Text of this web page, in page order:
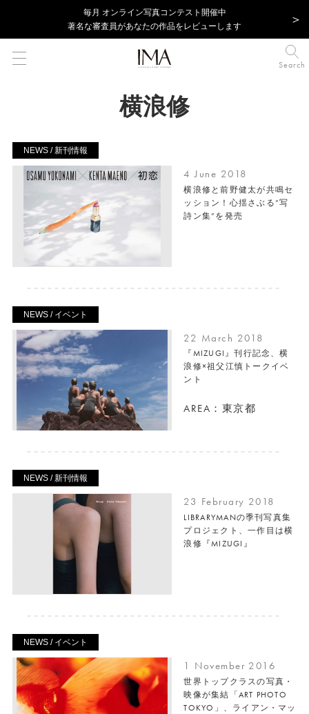
毎⽉ オンライン写真コンテスト開催中
著名な審査員があなたの作品をレビューします
Search
横浪修
NEWS / 新刊情報
4 June 2018
横浪修と前野健太が共鳴セ
ッション！心揺さぶる”写
詩ン集”を発売
NEWS / イベント
22 March 2018
『MIZUGI』刊行記念、横
浪修×祖父江慎トークイベ
ント
AREA：東京都
NEWS / 新刊情報
23 February 2018
LIBRARYMANの季刊写真集
プロジェクト、一作目は横
浪修『MIZUGI』
NEWS / イベント
1 November 2016
世界トップクラスの写真・
映像が集結「ART PHOTO
TOKYO」、ライアン・マッ